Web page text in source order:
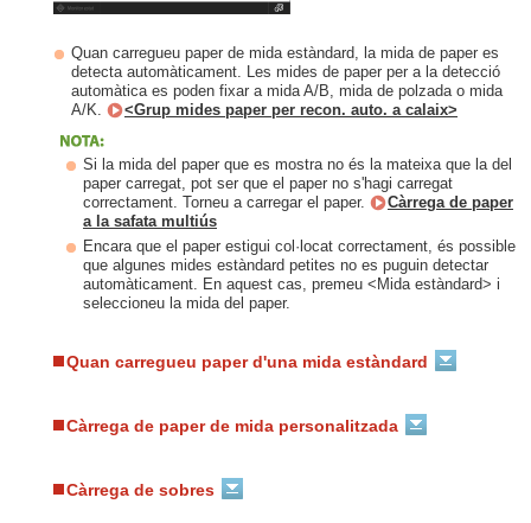
Quan carregueu paper de mida estàndard, la mida de paper es
detecta automàticament. Les mides de paper per a la detecció
automàtica es poden fixar a mida A/B, mida de polzada o mida
A/K.
<Grup mides paper per recon. auto. a calaix>
Si la mida del paper que es mostra no és la mateixa que la del
paper carregat, pot ser que el paper no s'hagi carregat
correctament. Torneu a carregar el paper.
Càrrega de paper
a la safata multiús
Encara que el paper estigui col·locat correctament, és possible
que algunes mides estàndard petites no es puguin detectar
automàticament. En aquest cas, premeu <Mida estàndard> i
seleccioneu la mida del paper.
Quan carregueu paper d'una mida estàndard
Càrrega de paper de mida personalitzada
Càrrega de sobres